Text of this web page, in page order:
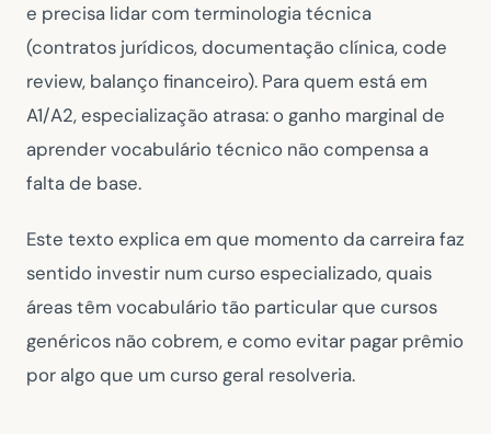
e precisa lidar com terminologia técnica
(contratos jurídicos, documentação clínica, code
review, balanço financeiro). Para quem está em
A1/A2, especialização atrasa: o ganho marginal de
aprender vocabulário técnico não compensa a
falta de base.
Este texto explica em que momento da carreira faz
sentido investir num curso especializado, quais
áreas têm vocabulário tão particular que cursos
genéricos não cobrem, e como evitar pagar prêmio
por algo que um curso geral resolveria.